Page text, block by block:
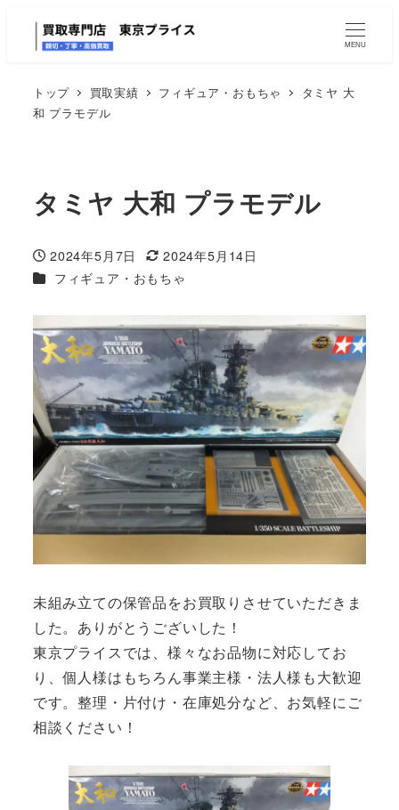
MENU
トップ 買取実績 フィギュア・おもちゃ
タミヤ 大
和 プラモデル
タミヤ 大和 プラモデル
投稿日
2024年5月7日
更新日
2024年5月14日
カテゴリー
フィギュア・おもちゃ
未組み立ての保管品をお買取りさせていただきま
した。ありがとうございした！
東京プライスでは、様々なお品物に対応してお
り、個人様はもちろん事業主様・法人様も大歓迎
です。整理・片付け・在庫処分など、お気軽にご
相談ください！